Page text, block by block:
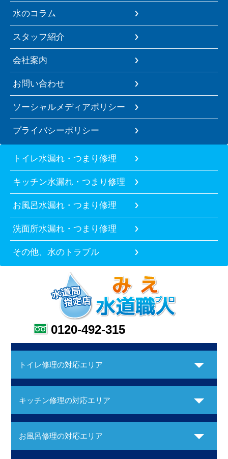
水のコラム
スタッフ紹介
会社案内
お問い合わせ
ソーシャルメディアポリシー
プライバシーポリシー
トイレ水漏れ・つまり修理
キッチン水漏れ・つまり修理
お風呂水漏れ・つまり修理
洗面所水漏れ・つまり修理
その他、水のトラブル
0120-492-315
トイレ修理の対応エリア
キッチン修理の対応エリア
お風呂修理の対応エリア